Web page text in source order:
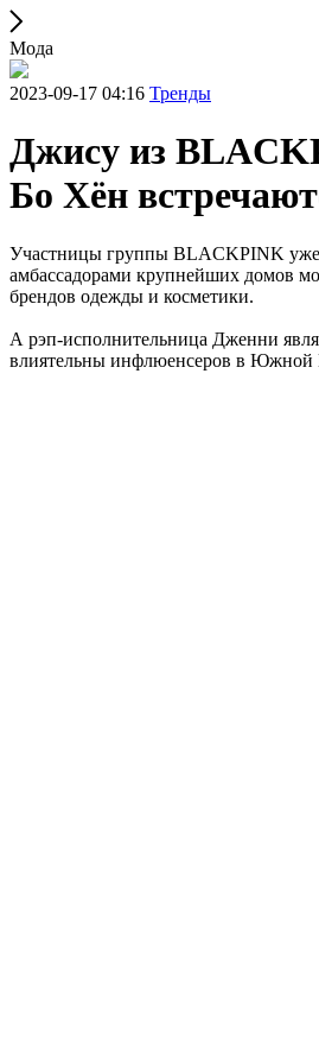
Мода
2023-09-17 04:16 Тренды
Джису из
Бо Хён
Участницы группы BLACKPINK уже
амбассадорами крупнейших домов
брендов одежды и косметики.
А рэп-исполнительница Дженни
влиятельны инфлюенсеров в Южной